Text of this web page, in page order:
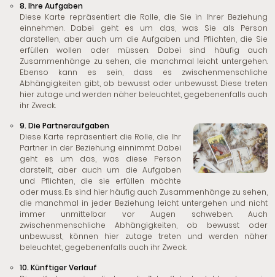
8. Ihre Aufgaben
Diese Karte repräsentiert die Rolle, die Sie in Ihrer Beziehung
einnehmen. Dabei geht es um das, was Sie als Person
darstellen, aber auch um die Aufgaben und Pflichten, die Sie
erfüllen wollen oder müssen. Dabei sind häufig auch
Zusammenhänge zu sehen, die manchmal leicht untergehen.
Ebenso kann es sein, dass es zwischenmenschliche
Abhängigkeiten gibt, ob bewusst oder unbewusst. Diese treten
hier zutage und werden näher beleuchtet, gegebenenfalls auch
ihr Zweck.
9. Die Partneraufgaben
Diese Karte repräsentiert die Rolle, die Ihr
Partner in der Beziehung einnimmt. Dabei
geht es um das, was diese Person
darstellt, aber auch um die Aufgaben
und Pflichten, die sie erfüllen möchte
oder muss. Es sind hier häufig auch Zusammenhänge zu sehen,
die manchmal in jeder Beziehung leicht untergehen und nicht
immer unmittelbar vor Augen schweben. Auch
zwischenmenschliche Abhängigkeiten, ob bewusst oder
unbewusst, können hier zutage treten und werden näher
beleuchtet, gegebenenfalls auch ihr Zweck.
10. Künftiger Verlauf